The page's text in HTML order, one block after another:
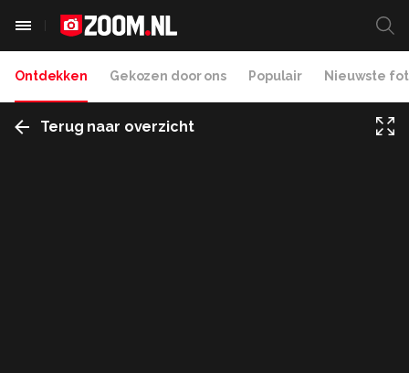
Ontdekken Gekozen door ons Populair Nieuwste
Terug naar overzicht